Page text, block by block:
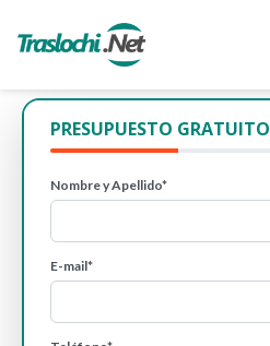
PRESUPUESTO GRATUITO
Nombre y Apellido*
E-mail*